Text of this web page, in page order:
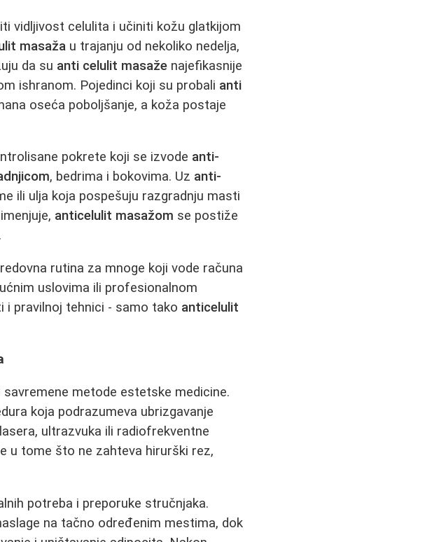
vidljivost celulita i učiniti kožu glatkijom
masaža u trajanju od nekoliko nedelja,
da su anti celulit masaže najefikasnije
ishranom. Pojedinci koji su probali anti
oseća poboljšanje, a koža postaje
pokrete koji se izvode anti-
, bedrima i bokovima. Uz anti-
ili ulja koja pospešuju razgradnju masti
anticelulit masažom se postiže
rutina za mnoge koji vode računa
uslovima ili profesionalnom
i pravilnoj tehnici - samo tako anticelulit
metode estetske medicine.
koja podrazumeva ubrizgavanje
ultrazvuka ili radiofrekventne
u tome što ne zahteva hirurški rez,
potreba i preporuke stručnjaka.
na tačno određenim mestima, dok